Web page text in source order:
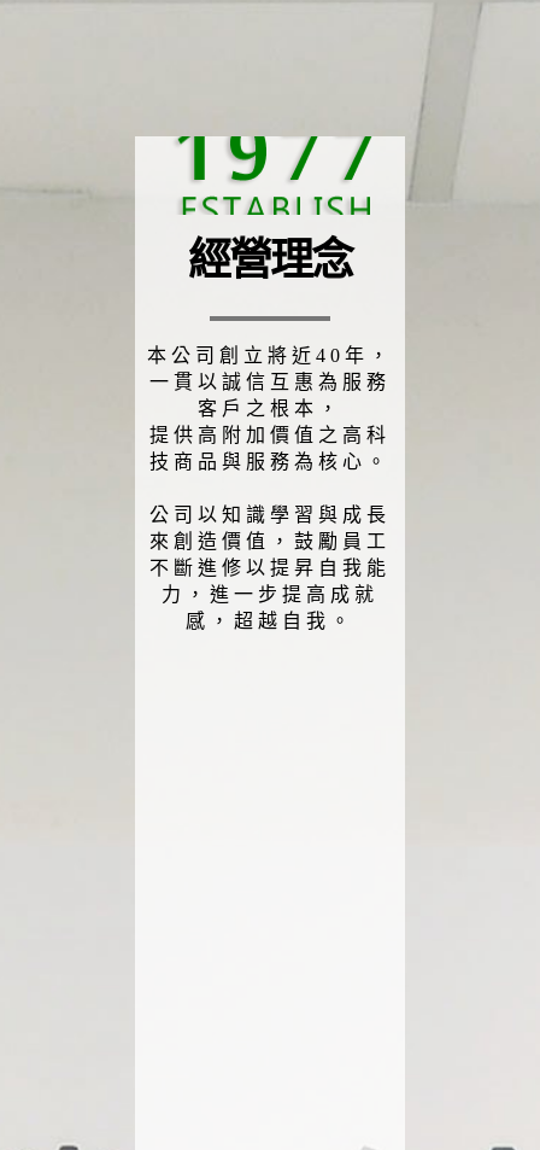
經營理念
本公司創立將近40年，
一貫以誠信互惠為服務
客戶之根本，
提供高附加價值之高科
技商品與服務為核心。
公司以知識學習與成長
來創造價值，鼓勵員工
不斷進修以提昇自我能
力，進一步提高成就
感，超越自我。